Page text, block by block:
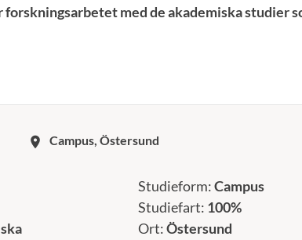
forskningsarbetet med de akademiska studier
room Campus, Östersund
Studieform:Campus
Studiefart: 100%
Ort:Östersund